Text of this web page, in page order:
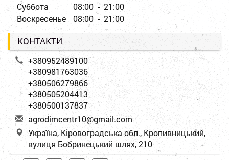
Суббота
08:00 - 21:00
Воскресенье
08:00 - 21:00
КОНТАКТИ
+380952489100
+380981763036
+380506279866
+380505204413
+380500137837
agrodimcentr10@gmail.com
Україна, Кіровоградська обл., Кропивницький,
вулиця Бобринецький шлях, 210